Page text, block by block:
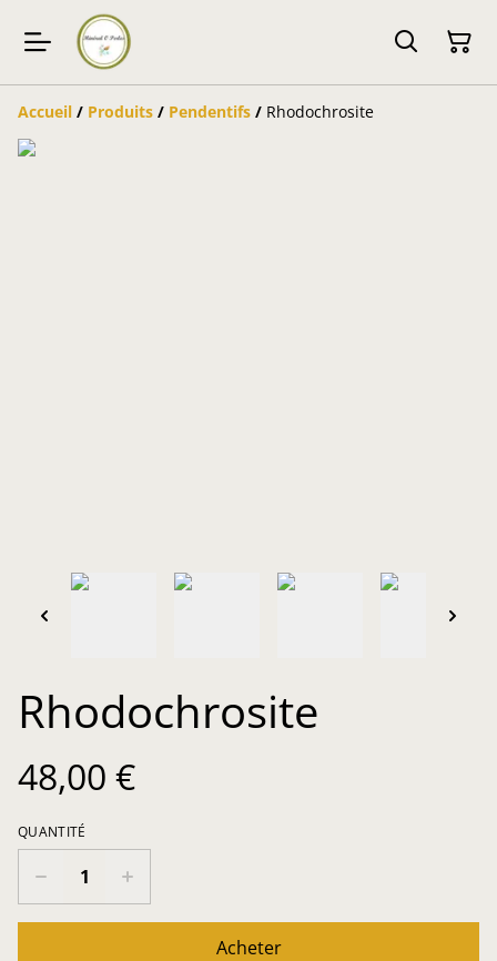
Accueil / Produits / Pendentifs / Rhodochrosite
Rhodochrosite
48,00 €
QUANTITÉ
Acheter